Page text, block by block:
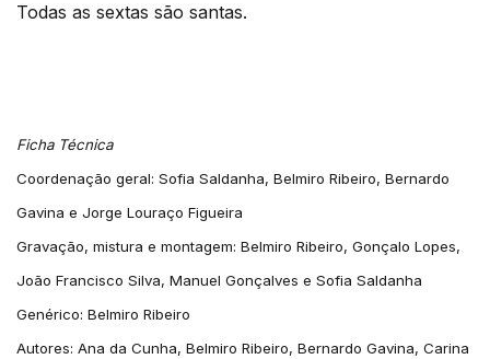
Todas as sextas são santas.
Ficha Técnica
Coordenação geral: Sofia Saldanha, Belmiro Ribeiro, Bernardo
Gavina e Jorge Louraço Figueira
Gravação, mistura e montagem: Belmiro Ribeiro, Gonçalo Lopes,
João Francisco Silva, Manuel Gonçalves e Sofia Saldanha
Genérico: Belmiro Ribeiro
Autores: Ana da Cunha, Belmiro Ribeiro, Bernardo Gavina, Carina